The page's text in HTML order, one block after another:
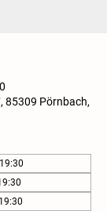
85309 Pörnbach,